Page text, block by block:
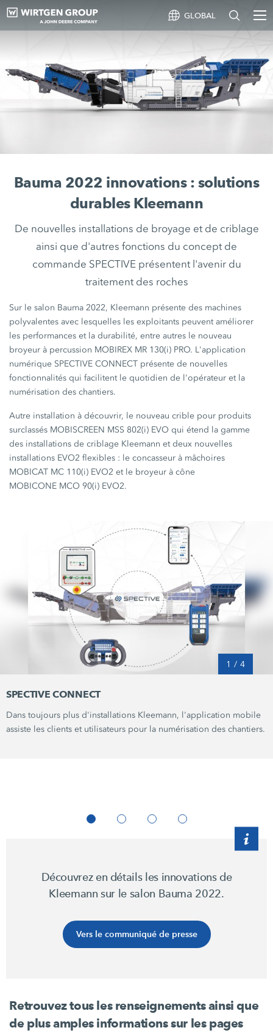
GLOBAL
Bauma 2022 innovations : solutions
durables Kleemann
De nouvelles installations de broyage et de criblage
ainsi que d'autres fonctions du concept de
commande SPECTIVE présentent l'avenir du
traitement des roches
Sur le salon Bauma 2022, Kleemann présente des machines
polyvalentes avec lesquelles les exploitants peuvent améliorer
les performances et la durabilité, entre autres le nouveau
broyeur à percussion MOBIREX MR 130(i) PRO. L'application
numérique SPECTIVE CONNECT présente de nouvelles
fonctionnalités qui facilitent le quotidien de l'opérateur et la
numérisation des chantiers.
Autre installation à découvrir, le nouveau crible pour produits
surclassés MOBISCREEN MSS 802(i) EVO qui étend la gamme
des installations de criblage Kleemann et deux nouvelles
installations EVO2flexibles : le concasseur à mâchoires
MOBICAT MC 110(i) EVO2 et le broyeur à cône
MOBICONE MCO 90(i) EVO2.
1 / 4
SPECTIVE CONNECT
Dans toujours plus d'installations Kleemann, l'application mobile
assiste les clients et utilisateurs pour la numérisation des chantiers.
Découvrez en détails les innovations de
Kleemann sur le salon Bauma 2022.
Vers le communiqué de presse
Retrouvez tous les renseignements ainsi que
de plus amples informations sur les pages